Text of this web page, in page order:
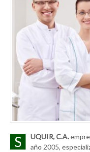
S UQUIR, C.A.
año 2005,